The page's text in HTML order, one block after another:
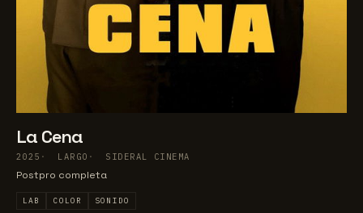
La Cena
2025 LARGO SIDERAL CINEMA
Postpro completa
LAB COLOR SONIDO